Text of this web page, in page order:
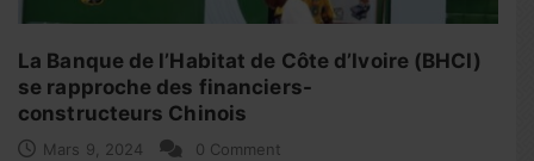
La Banque de l’Habitat de Côte d’Ivoire (BHCI)
se rapproche des financiers-
constructeurs Chinois
Mars 9, 2024 0 Comment